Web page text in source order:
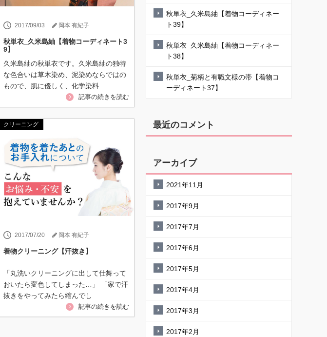
2017/09/03 岡本 有紀子
秋単衣_久米島紬【着物コーディネート3
9】
久米島紬の秋単衣です。久米島紬の独特
な色合いは草木染め、泥染めならではの
もので、肌に優しく、化学染料
記事の続きを読む
クリーニング
2017/07/20 岡本 有紀子
着物クリーニング【汗抜き】
「丸洗いクリーニングに出して仕舞って
おいたら変色してしまった…」 「家で汗
抜きをやってみたら縮んでし
記事の続きを読む
秋単衣_久米島紬【着物コーディネー
ト39】
秋単衣_久米島紬【着物コーディネー
ト38】
秋単衣_菊柄と有職文様の帯【着物コ
ーディネート37】
最近のコメント
アーカイブ
2021年11月
2017年9月
2017年7月
2017年6月
2017年5月
2017年4月
2017年3月
2017年2月